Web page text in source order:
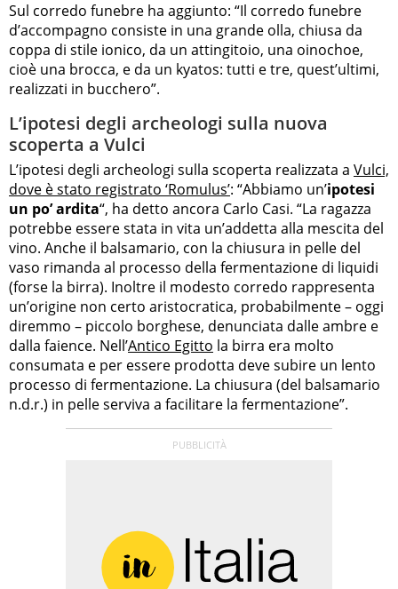
Sul corredo funebre ha aggiunto: “Il corredo funebre
d’accompagno consiste in una grande olla, chiusa da
coppa di stile ionico, da un attingitoio, una oinochoe,
cioè una brocca, e da un kyatos: tutti e tre, quest’ultimi,
realizzati in bucchero”.
L’ipotesi degli archeologi sulla nuova
scoperta a Vulci
L’ipotesi degli archeologi sulla scoperta realizzata a Vulci,
dove è stato registrato ‘Romulus’: “Abbiamo un’ipotesi
un po’ ardita“, ha detto ancora Carlo Casi. “La ragazza
potrebbe essere stata in vita un’addetta alla mescita del
vino. Anche il balsamario, con la chiusura in pelle del
vaso rimanda al processo della fermentazione di liquidi
(forse la birra). Inoltre il modesto corredo rappresenta
un’origine non certo aristocratica, probabilmente – oggi
diremmo – piccolo borghese, denunciata dalle ambre e
dalla faience. Nell’Antico Egitto la birra era molto
consumata e per essere prodotta deve subire un lento
processo di fermentazione. La chiusura (del balsamario
n.d.r.) in pelle serviva a facilitare la fermentazione”.